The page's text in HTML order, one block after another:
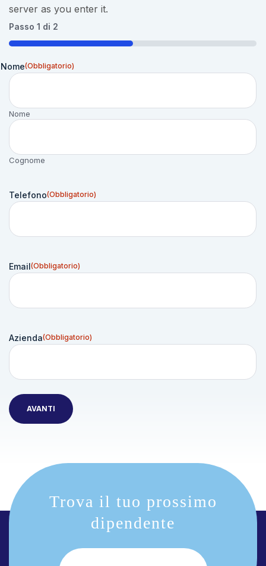
server as you enter it.
Passo 1 di 2
50%
Nome(Obbligatorio)
Nome
Cognome
Telefono(Obbligatorio)
Email(Obbligatorio)
Azienda(Obbligatorio)
Trova il tuo prossimo
dipendente